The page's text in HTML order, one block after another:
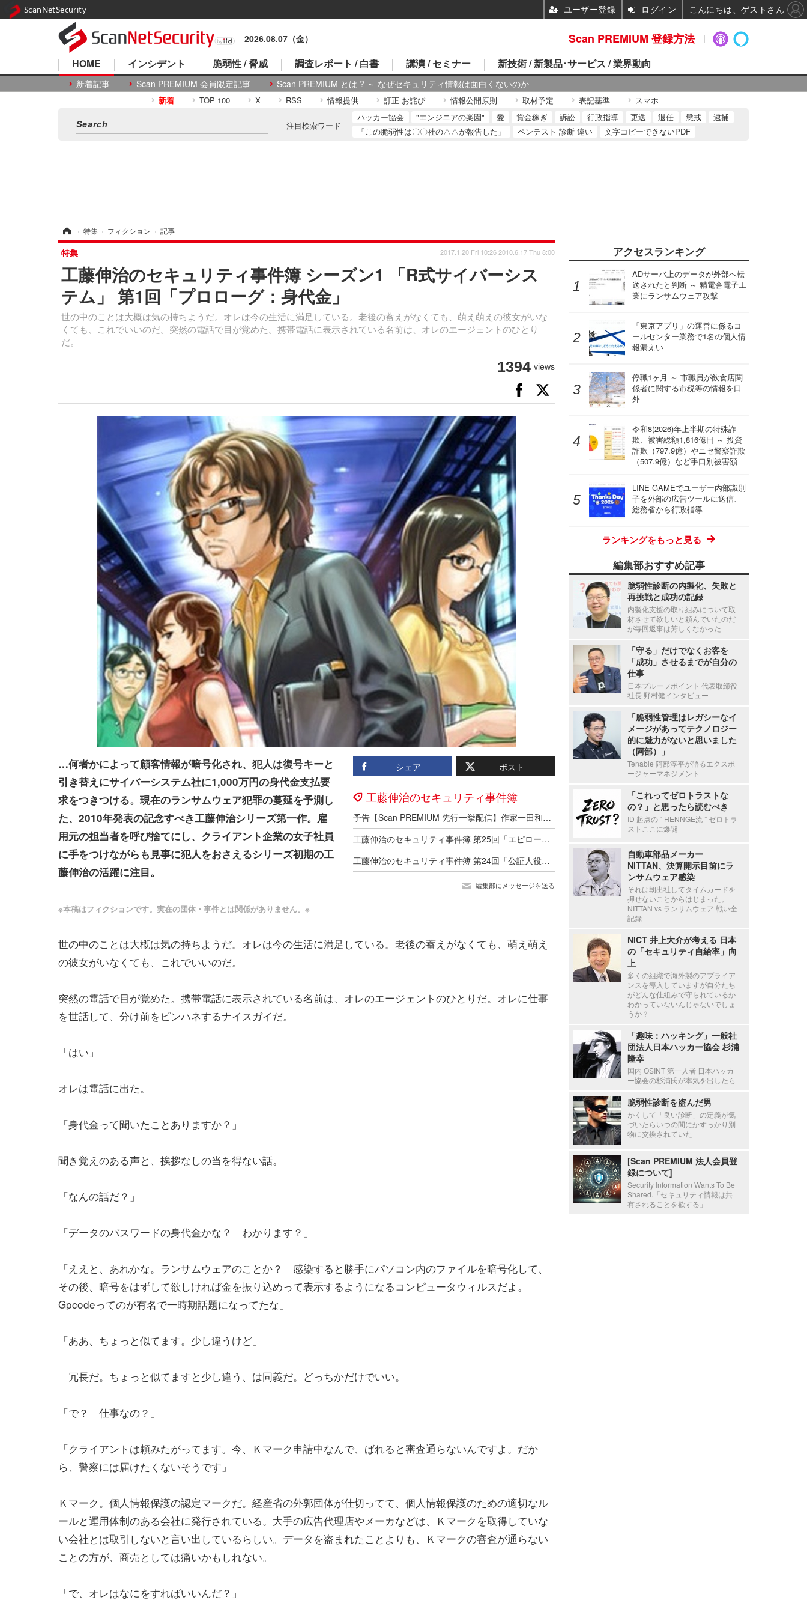
2026.08.07（金）
HOME
新着記事 Scan PREMIUM 会員限定記事 Scan PREMIUM とは ? ～ なぜセキュリティ情報は面白くないのか
インシデント 脆弱性 / 脅威 調査レポート / 白書 講演 / セミナー 新技術 / 新製品･サービス / 業界動向
新着 TOP 100 X RSS 情報提供 訂正 お詫び 情報公開原則 取材予定 表記基準 スマホ
注目検索ワード
ハッカー協会 "エンジニアの楽園" 愛 賞金稼ぎ 訴訟 行政指導 更迭 退任 懲戒
逮捕
「この脆弱性は〇〇社の△△が報告した」
ペンテスト 診断 違い 文字コピーできないPDF
› 特集 › フィクション › 記事
工藤伸治のセキュリティ事件簿 シーズン1 「R式サイバーシス
テム」 第1回「プロローグ：身代金」
世の中のことは大概は気の持ちようだ。オレは今の生活に満足している。老後の蓄えがなくても、萌え萌えの彼女がいな
くても、これでいいのだ。突然の電話で目が覚めた。携帯電話に表示されている名前は、オレのエージェントのひとり
だ。
特集 2017.1.20 Fri 10:26 2010.6.17 Thu 8:00
1394 views
シェア ポスト
工藤伸治のセキュリティ事件簿
予告【Scan PREMIUM 先行一挙配信】作家一田和樹氏に聞く、工藤伸治のセキュリティ事件簿 新シーズン「レピュテーション攻撃の罠」で新しく取り組んだこと
工藤伸治のセキュリティ事件簿 第25回「エピローグ：境界線」
工藤伸治のセキュリティ事件簿 第24回「公証人役場」
編集部にメッセージを送る
…何者かによって顧客情報が暗号化され、犯人は復号キーと
引き替えにサイバーシステム社に1,000万円の身代金支払要
求をつきつける。現在のランサムウェア犯罪の蔓延を予測し
た、2010年発表の記念すべき工藤伸治シリーズ第一作。雇
用元の担当者を呼び捨てにし、クライアント企業の女子社員
に手をつけながらも見事に犯人をおさえるシリーズ初期の工
藤伸治の活躍に注目。
※本稿はフィクションです。実在の団体・事件とは関係がありません。※
世の中のことは大概は気の持ちようだ。オレは今の生活に満足している。老後の蓄えがなくても、萌え萌え
の彼女がいなくても、これでいいのだ。
突然の電話で目が覚めた。携帯電話に表示されている名前は、オレのエージェントのひとりだ。オレに仕事
を世話して、分け前をピンハネするナイスガイだ。
「はい」
オレは電話に出た。
「身代金って聞いたことありますか？」
聞き覚えのある声と、挨拶なしの当を得ない話。
「なんの話だ？」
「データのパスワードの身代金かな？ わかります？」
「ええと、あれかな。ランサムウェアのことか？ 感染すると勝手にパソコン内のファイルを暗号化して、
その後、暗号をはずして欲しければ金を振り込めって表示するようになるコンピュータウィルスだよ。
Gpcodeってのが有名で一時期話題になってたな」
「ああ、ちょっと似てます。少し違うけど」
冗長だ。ちょっと似てますと少し違う、は同義だ。どっちかだけでいい。
「で？ 仕事なの？」
「クライアントは頼みたがってます。今、Ｋマーク申請中なんで、ばれると審査通らないんですよ。だか
ら、警察には届けたくないそうです」
Ｋマーク。個人情報保護の認定マークだ。経産省の外郭団体が仕切ってて、個人情報保護のための適切なル
ールと運用体制のある会社に発行されている。大手の広告代理店やメーカなどは、Ｋマークを取得していな
い会社とは取引しないと言い出しているらしい。データを盗まれたことよりも、Ｋマークの審査が通らない
ことの方が、商売としては痛いかもしれない。
「で、オレはなにをすればいいんだ？」
アクセスランキング
ADサーバ上のデータが外部へ転
送されたと判断 ～ 精電舎電子工
業にランサムウェア攻撃
「東京アプリ」の運営に係るコ
ールセンター業務で1名の個人情
報漏えい
停職1ヶ月 ～ 市職員が飲食店関
係者に関する市税等の情報を口
外
令和8(2026)年上半期の特殊詐
欺、被害総額1,816億円 ～ 投資
詐欺（797.9億）やニセ警察詐欺
（507.9億）など手口別被害額
LINE GAMEでユーザー内部識別
子を外部の広告ツールに送信、
総務省から行政指導
ランキングをもっと見る
編集部おすすめ記事
脆弱性診断の内製化、失敗と
再挑戦と成功の記録
内製化支援の取り組みについて取
材させて欲しいと頼んでいたのだ
が毎回返事は芳しくなかった
「守る」だけでなくお客を
「成功」させるまでが自分の
仕事
日本プルーフポイント 代表取締役
社長 野村健インタビュー
「脆弱性管理はレガシーなイ
メージがあってテクノロジー
的に魅力がないと思いました
（阿部）」
Tenable 阿部淳平が語るエクスポ
ージャーマネジメント
「これってゼロトラストな
の？」と思ったら読むべき
ID 起点の “ HENNGE流 ” ゼロトラ
ストここに爆誕
自動車部品メーカー
NITTAN、決算開示目前にラ
ンサムウェア感染
それは朝出社してタイムカードを
押せないことからはじまった。
NITTAN vs ランサムウェア 戦い全
記録
NICT 井上大介が考える 日本
の「セキュリティ自給率」向
上
多くの組織で海外製のアプライア
ンスを導入していますが自分たち
がどんな仕組みで守られているか
わかっていないんじゃないでしょ
うか？
「趣味：ハッキング」一般社
団法人日本ハッカー協会 杉浦
隆幸
国内 OSINT 第一人者 日本ハッカ
ー協会の杉浦氏が本気を出したら
脆弱性診断を盗んだ男
かくして「良い診断」の定義が気
づいたらいつの間にかすっかり別
物に交換されていた
[Scan PREMIUM 法人会員登
録について]
Security Information Wants To Be
Shared.「セキュリティ情報は共
有されることを欲する」
Scan PREMIUM 登録方法
ScanNetSecurity ユーザー登録 ログイン こんにちは、ゲストさん